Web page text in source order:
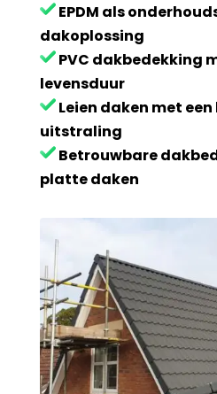
EPDM als
dakoplossing
PVC dakbedekking
levensduur
Leien daken met
uitstraling
Betrouwbare
platte daken